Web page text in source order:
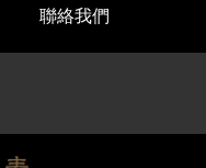
聯絡我們